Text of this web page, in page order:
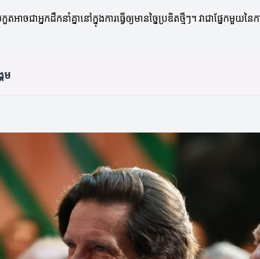
ាចជាអ្នកដឹកនាំគ្នានៅក្នុងការធ្វើឲ្យមានច្នៃប្រឌិតថ្មីៗ។ វាជាផ្នែកមួ
ម